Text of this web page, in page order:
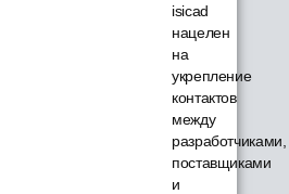
isicad
нацелен
на
укрепление
контактов
между
разработчиками,
поставщиками
и